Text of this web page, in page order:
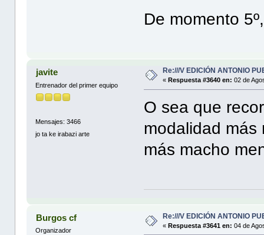
De momento
javite
Entrenador del primer equipo
Mensajes: 3466
jo ta ke irabazi arte
Re:///V EDICIÓN ANTONIO
«Respuesta #3640 en: 02 de
O sea que
modalidad más
más macho
Burgos cf
Organizador
Re:///V EDICIÓN ANTONIO
«Respuesta #3641 en: 04 de